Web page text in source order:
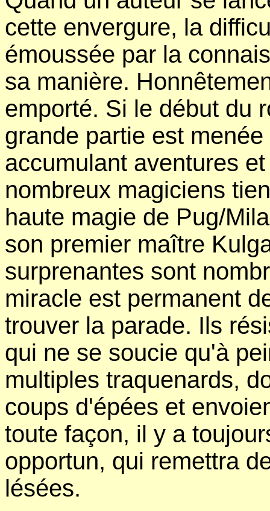
cette envergure, la
émoussée par la
sa manière.
emporté. Si le début du
grande partie est
accumulant aventures
nombreux magiciens
haute magie de Pug/
son premier maître
surprenantes sont
miracle est permanent
trouver la parade. Ils
qui ne se soucie qu'à
multiples traquenards,
coups d'épées et
toute façon, il y a
opportun, qui remettra
lésées.